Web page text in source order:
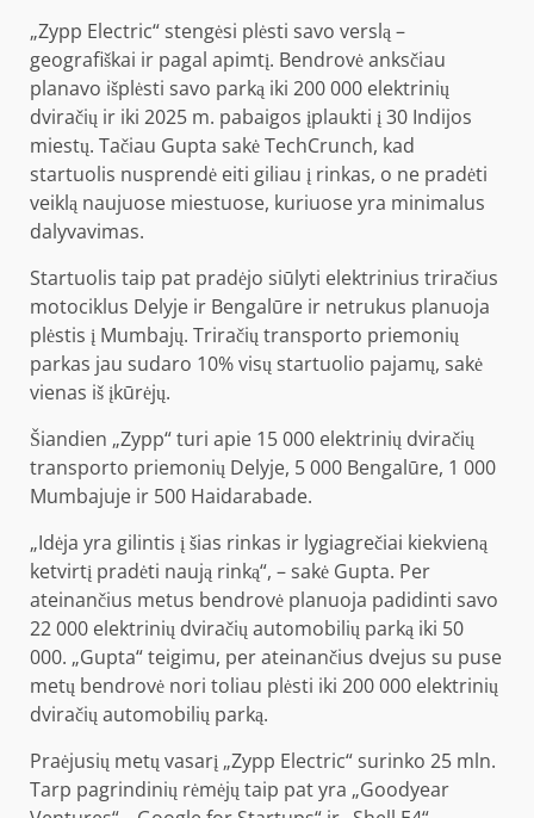
„Zypp Electric“ stengėsi plėsti savo verslą –
geografiškai ir pagal apimtį. Bendrovė anksčiau
planavo išplėsti savo parką iki 200 000 elektrinių
dviračių ir iki 2025 m. pabaigos įplaukti į 30 Indijos
miestų. Tačiau Gupta sakė TechCrunch, kad
startuolis nusprendė eiti giliau į rinkas, o ne pradėti
veiklą naujuose miestuose, kuriuose yra minimalus
dalyvavimas.
Startuolis taip pat pradėjo siūlyti elektrinius triračius
motociklus Delyje ir Bengalūre ir netrukus planuoja
plėstis į Mumbajų. Triračių transporto priemonių
parkas jau sudaro 10% visų startuolio pajamų, sakė
vienas iš įkūrėjų.
Šiandien „Zypp“ turi apie 15 000 elektrinių dviračių
transporto priemonių Delyje, 5 000 Bengalūre, 1 000
Mumbajuje ir 500 Haidarabade.
„Idėja yra gilintis į šias rinkas ir lygiagrečiai kiekvieną
ketvirtį pradėti naują rinką“, – sakė Gupta. Per
ateinančius metus bendrovė planuoja padidinti savo
22 000 elektrinių dviračių automobilių parką iki 50
000. „Gupta“ teigimu, per ateinančius dvejus su puse
metų bendrovė nori toliau plėsti iki 200 000 elektrinių
dviračių automobilių parką.
Praėjusių metų vasarį „Zypp Electric“ surinko 25 mln.
Tarp pagrindinių rėmėjų taip pat yra „Goodyear